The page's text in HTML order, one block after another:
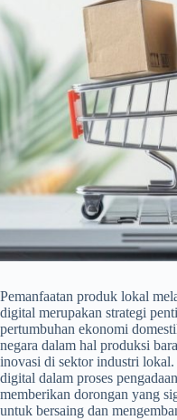
Pemanfaatan produk lokal
digital merupakan strategi
pertumbuhan ekonomi
negara dalam hal produksi
inovasi di sektor industri
digital dalam proses
memberikan dorongan yang
untuk bersaing dan